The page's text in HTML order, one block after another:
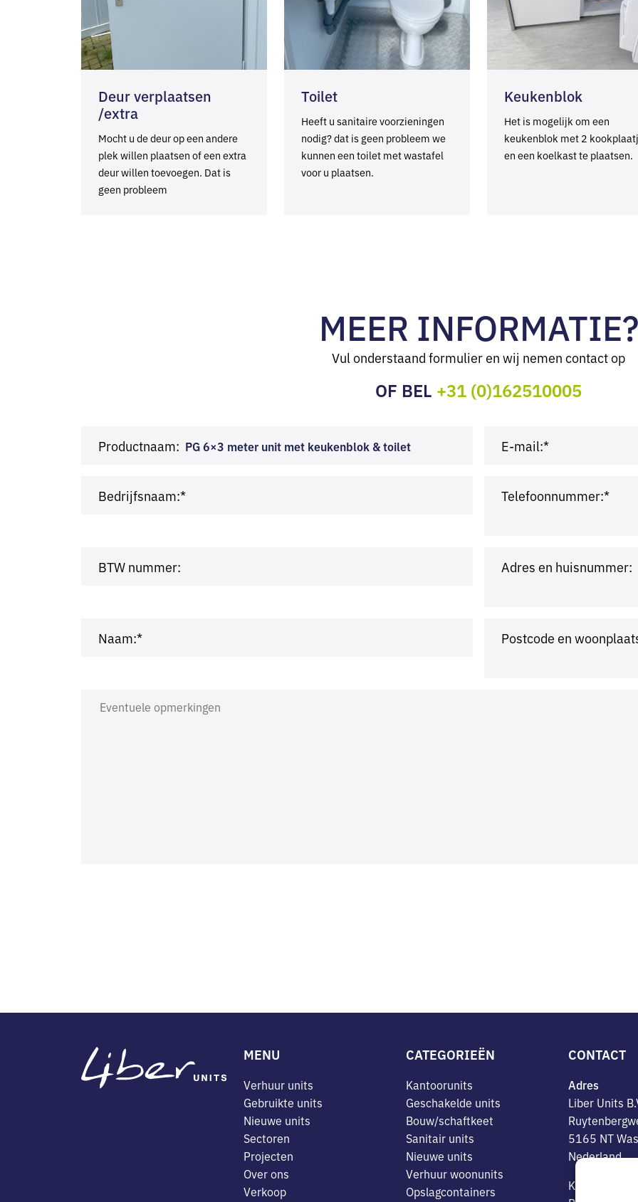
Deur verplaatsen
/extra
Mocht u de deur op een andere
plek willen plaatsen of een extra
deur willen toevoegen. Dat is
geen probleem
Toilet
Heeft u sanitaire voorzieningen
nodig? dat is geen probleem we
kunnen een toilet met wastafel
voor u plaatsen.
Keukenblok
Het is mogelijk om een
keukenblok met 2
en een koelkast te plaatsen.
MEER INFORMATIE?
Vul onderstaand formulier en wij nemen contact op
OF BEL +31 (0)162510005
Productnaam: PG 6×3 meter unit met keukenblok & toilet E-mail:*
Bedrijfsnaam:* Telefoonnummer:*
BTW nummer: Adres en huisnummer:
Naam:* Postcode en
MENU
Verhuur units
Gebruikte units
Nieuwe units
Sectoren
Projecten
Over ons
Verkoop
CATEGORIEËN
Kantoorunits
Geschakelde units
Bouw/schaftkeet
Sanitair units
Nieuwe units
Verhuur woonunits
Opslagcontainers
CONTACT
Adres
Liber Units
5165 NT
Nederland
K.v.K. nr.